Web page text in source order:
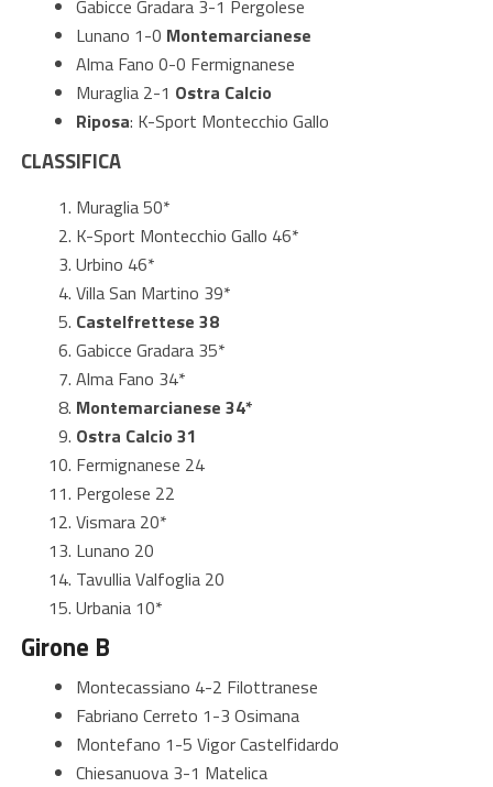
Gabicce Gradara 3-1 Pergolese
Lunano 1-0 Montemarcianese
Alma Fano 0-0 Fermignanese
Muraglia 2-1 Ostra Calcio
Riposa: K-Sport Montecchio Gallo
CLASSIFICA
Muraglia 50*
K-Sport Montecchio Gallo 46*
Urbino 46*
Villa San Martino 39*
Castelfrettese 38
Gabicce Gradara 35*
Alma Fano 34*
Montemarcianese 34*
Ostra Calcio 31
Fermignanese 24
Pergolese 22
Vismara 20*
Lunano 20
Tavullia Valfoglia 20
Urbania 10*
Girone B
Montecassiano 4-2 Filottranese
Fabriano Cerreto 1-3 Osimana
Montefano 1-5 Vigor Castelfidardo
Chiesanuova 3-1 Matelica